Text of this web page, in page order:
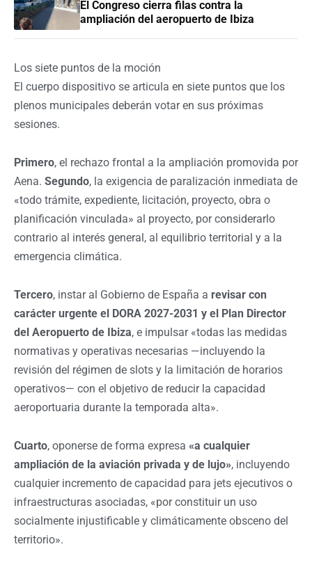
El Congreso cierra filas contra la
ampliación del aeropuerto de Ibiza
Los siete puntos de la moción
El cuerpo dispositivo se articula en siete puntos que los
plenos municipales deberán votar en sus próximas
sesiones.
Primero, el rechazo frontal a la ampliación promovida por
Aena. Segundo, la exigencia de paralización inmediata de
«todo trámite, expediente, licitación, proyecto, obra o
planificación vinculada» al proyecto, por considerarlo
contrario al interés general, al equilibrio territorial y a la
emergencia climática.
Tercero, instar al Gobierno de España a revisar con
carácter urgente el DORA 2027-2031 y el Plan Director
del Aeropuerto de Ibiza, e impulsar «todas las medidas
normativas y operativas necesarias —incluyendo la
revisión del régimen de slots y la limitación de horarios
operativos— con el objetivo de reducir la capacidad
aeroportuaria durante la temporada alta».
Cuarto, oponerse de forma expresa «a cualquier
ampliación de la aviación privada y de lujo», incluyendo
cualquier incremento de capacidad para jets ejecutivos o
infraestructuras asociadas, «por constituir un uso
socialmente injustificable y climáticamente obsceno del
territorio».